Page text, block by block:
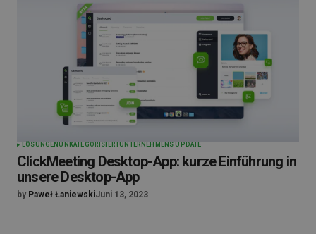
LÖSUNGENUNKATEGORISIERTUNTERNEHMENS UPDATE
ClickMeeting Desktop-App: kurze Einführung in
unsere Desktop-App
by Paweł ŁaniewskiJuni 13, 2023